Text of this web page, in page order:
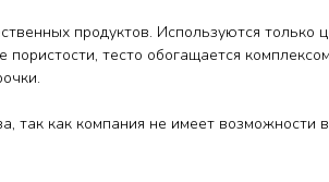
продуктов. Используются только
тесто обогащается
так как компания не имеет возможности